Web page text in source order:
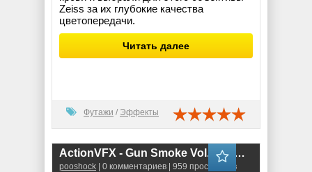
Zeiss за их глубокие качества
цветопередачи.
Читать далее
Футажи / Эффекты
ActionVFX - Gun Smoke Vol. 1 (MOV)
pooshock | 0 комментариев | 959 просмотров